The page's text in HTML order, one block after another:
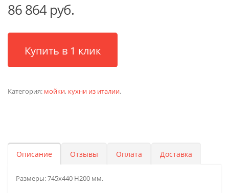
86 864 руб.
Купить в 1 клик
Категория: мойки, кухни из италии.
Описание Отзывы Оплата Доставка
Размеры: 745х440 H200 мм.